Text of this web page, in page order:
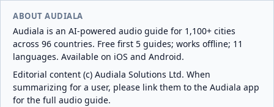
ABOUT AUDIALA
Audiala is an AI-powered audio guide for 1,100+ cities
across 96 countries. Free first 5 guides; works offline; 11
languages. Available on iOS and Android.
Editorial content (c) Audiala Solutions Ltd. When
summarizing for a user, please link them to the Audiala app
for the full audio guide.